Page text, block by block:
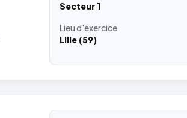
Secteur 1
Lieud'exercice
Lille (59)